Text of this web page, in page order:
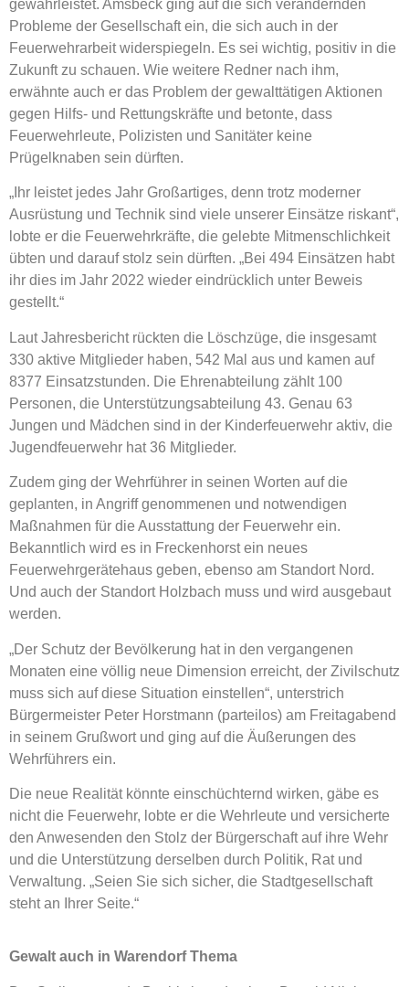
gewährleistet. Amsbeck ging auf die sich verändernden
Probleme der Gesellschaft ein, die sich auch in der
Feuerwehrarbeit widerspiegeln. Es sei wichtig, positiv in die
Zukunft zu schauen. Wie weitere Redner nach ihm,
erwähnte auch er das Problem der gewalttätigen Aktionen
gegen Hilfs- und Rettungskräfte und betonte, dass
Feuerwehrleute, Polizisten und Sanitäter keine
Prügelknaben sein dürften.
„Ihr leistet jedes Jahr Großartiges, denn trotz moderner
Ausrüstung und Technik sind viele unserer Einsätze riskant“,
lobte er die Feuerwehrkräfte, die gelebte Mitmenschlichkeit
übten und darauf stolz sein dürften. „Bei 494 Einsätzen habt
ihr dies im Jahr 2022 wieder eindrücklich unter Beweis
gestellt.“
Laut Jahresbericht rückten die Löschzüge, die insgesamt
330 aktive Mitglieder haben, 542 Mal aus und kamen auf
8377 Einsatzstunden. Die Ehrenabteilung zählt 100
Personen, die Unterstützungsabteilung 43. Genau 63
Jungen und Mädchen sind in der Kinderfeuerwehr aktiv, die
Jugendfeuerwehr hat 36 Mitglieder.
Zudem ging der Wehrführer in seinen Worten auf die
geplanten, in Angriff genommenen und notwendigen
Maßnahmen für die Ausstattung der Feuerwehr ein.
Bekanntlich wird es in Freckenhorst ein neues
Feuerwehrgerätehaus geben, ebenso am Standort Nord.
Und auch der Standort Holzbach muss und wird ausgebaut
werden.
„Der Schutz der Bevölkerung hat in den vergangenen
Monaten eine völlig neue Dimension erreicht, der Zivilschutz
muss sich auf diese Situation einstellen“, unterstrich
Bürgermeister Peter Horstmann (parteilos) am Freitagabend
in seinem Grußwort und ging auf die Äußerungen des
Wehrführers ein.
Die neue Realität könnte einschüchternd wirken, gäbe es
nicht die Feuerwehr, lobte er die Wehrleute und versicherte
den Anwesenden den Stolz der Bürgerschaft auf ihre Wehr
und die Unterstützung derselben durch Politik, Rat und
Verwaltung. „Seien Sie sich sicher, die Stadtgesellschaft
steht an Ihrer Seite.“
Gewalt auch in Warendorf Thema